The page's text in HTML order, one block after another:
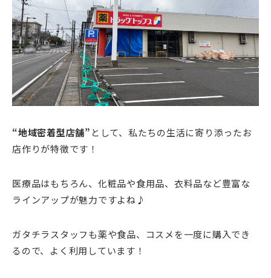
“地域密着型店舗” として、私たちの生活に寄り添ったお
店作りが特徴です！
医療品はもちろん、化粧品や食用品、衣料品など豊富な
ラインアップが魅力ですよね♪
ガタチラスタッフも薬や食品、コスメを一度に購入でき
るので、よく利用しています！